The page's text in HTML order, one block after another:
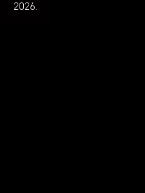
2026.